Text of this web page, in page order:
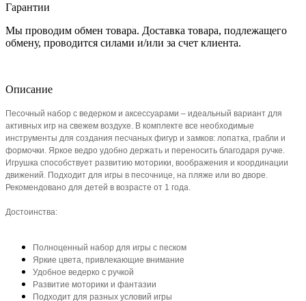
Гарантии
Мы проводим обмен товара. Доставка товара, подлежащего
обмену, проводится силами и/или за счет клиента.
Описание
Песочный набор с ведерком и аксессуарами – идеальный вариант для
активных игр на свежем воздухе. В комплекте все необходимые
инструменты для создания песчаных фигур и замков: лопатка, грабли и
формочки. Яркое ведро удобно держать и переносить благодаря ручке.
Игрушка способствует развитию моторики, воображения и координации
движений. Подходит для игры в песочнице, на пляже или во дворе.
Рекомендовано для детей в возрасте от 1 года.
Достоинства:
Полноценный набор для игры с песком
Яркие цвета, привлекающие внимание
Удобное ведерко с ручкой
Развитие моторики и фантазии
Подходит для разных условий игры